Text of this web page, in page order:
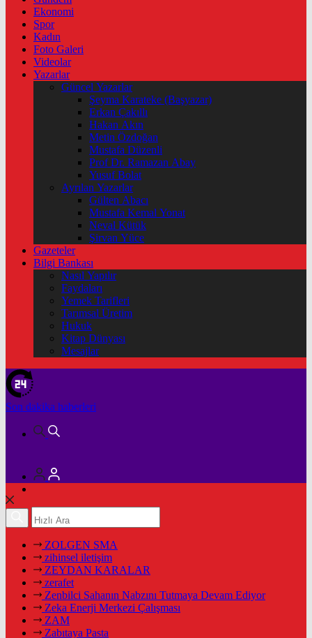
Ekonomi
Spor
Kadın
Foto Galeri
Videolar
Yazarlar
Güncel Yazarlar
Şeyma Karateke (Başyazar)
Erkan Çakıllı
Hakan Akın
Metin Özdoğan
Mustafa Düzenli
Prof Dr. Ramazan Abay
Yusuf Bolat
Ayrılan Yazarlar
Gülten Abacı
Mustafa Kemal Yonat
Neval Kütük
Şirvan Yüce
Gazeteler
Bilgi Bankası
Nasıl Yapılır
Faydaları
Yemek Tarifleri
Tarımsal Üretim
Hukuk
Kitap Dünyası
Mesajlar
Son dakika haberleri
ZOLGEN SMA
zihinsel iletişim
ZEYDAN KARALAR
zerafet
Zenbilci Sahanın Nabzını Tutmaya Devam Ediyor
Zeka Enerji Merkezi Çalışması
ZAM
Zabıtaya Pasta